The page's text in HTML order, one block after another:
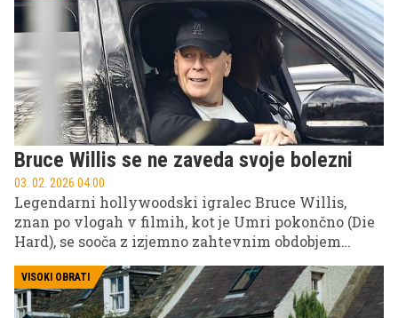
Bruce Willis se ne zaveda svoje bolezni
03. 02. 2026 04.00
Legendarni hollywoodski igralec Bruce Willis,
znan po vlogah v filmih, kot je Umri pokončno (Die
Hard), se sooča z izjemno zahtevnim obdobjem
VISOKI OBRATI